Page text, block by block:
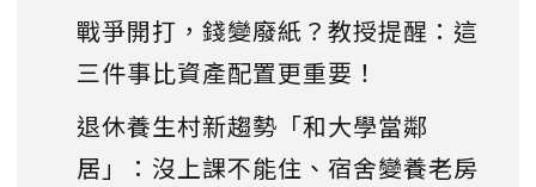
戰爭開打，錢變廢紙？教授提醒：這
三件事比資產配置更重要！
退休養生村新趨勢「和大學當鄰
居」：沒上課不能住、宿舍變養老房